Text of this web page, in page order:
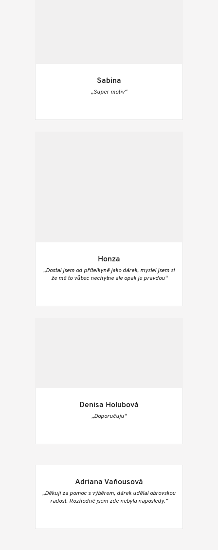
Sabina
„Super motiv“
Honza
„Dostal jsem od přítelkyně jako dárek, myslel jsem si
že mě to vůbec nechytne ale opak je pravdou“
Denisa Holubová
„Doporučuju“
Adriana Vaňousová
„Děkuji za pomoc s výběrem, dárek udělal obrovskou
radost. Rozhodně jsem zde nebyla naposledy.“